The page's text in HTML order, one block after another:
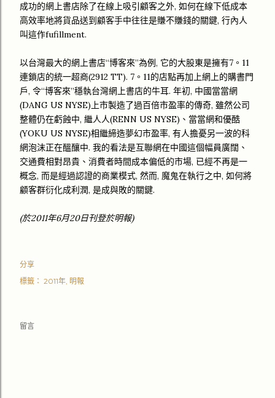
成功的網上書店除了在線上吸引顧客之外, 如何在線下低成本
高效率地將貨品送到顧客手中往往是賺不賺錢的關鍵, 行內人
叫這作fufillment.
以台灣最大的網上書店“博客來”為例, 它的大股東是擁有7。11
連鎖店的統一超商(2912 TT). 7。11的店點再加上網上的購書門
戶, 令“博客來”穩執台灣網上書店的牛耳. 年初, 中國當當網
(DANG US NYSE)上市製造了過百倍市盈率的傳奇, 雖然公司
整體仍在虧蝕中, 繼人人(RENN US NYSE)、當當網和優酷
(YOKU US NYSE)相繼締造夢幻市盈率, 有人擔憂另一波的科
網泡沫正在醞釀中. 我的看法是互聯網在中國這個幅員廣闊、
交通費相對昂貴、消費者時間成本偏低的市場, 已經不再是一
概念, 而是經過認證的商業模式, 然而, 魔鬼在執行之中, 如何將
顧客群衍化成利潤, 是成與敗的關鍵.
(於2011年6月20日刊登於明報)
分享
標籤： 2011年 明報
留言